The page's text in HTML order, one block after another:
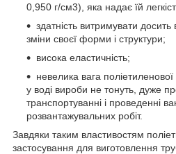
0,950 г/см3), яка надає їй
здатність витримувати
зміни своєї форми і структури;
висока еластичність;
невелика вага
у воді вироби не тонуть, дуже
транспортуванні і проведенні
розвантажувальних робіт.
Завдяки таким властивостям
застосування для виготовлення